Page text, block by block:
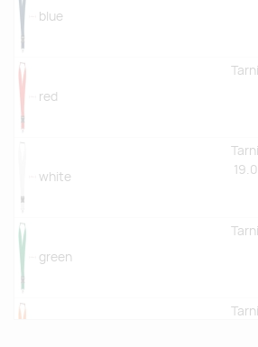
blue
red
white
green